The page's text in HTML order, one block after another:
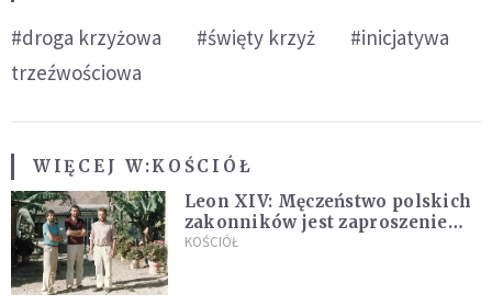
#droga krzyżowa #święty krzyż
#inicjatywa
trzeźwościowa
WIĘCEJ W:KOŚCIÓŁ
Leon XIV: Męczeństwo polskich
zakonników jest zaproszeniem
do jedności i misji całego
KOŚCIÓŁ